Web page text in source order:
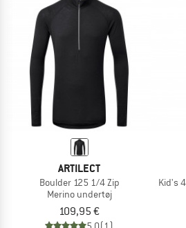
ARTILECT
Boulder 125 1/4 Zip
Merino undertøj
109,95 €
Kid's